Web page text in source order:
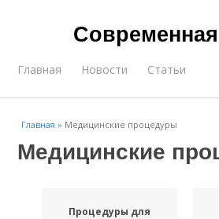
Главная Новости Статьи
Главная » Медицинские процедуры
Медицинские
Процедуры для